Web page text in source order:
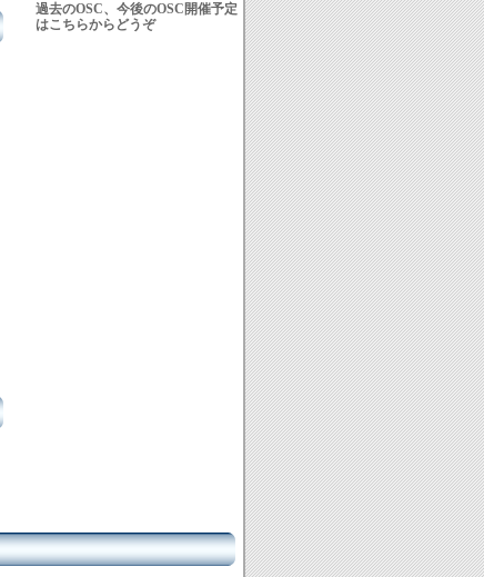
過去のOSC、今後のOSC開催予定
はこちらからどうぞ